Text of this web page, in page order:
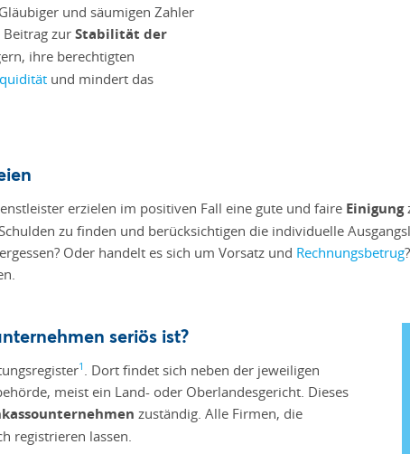
und säumigen Zahler
zur Stabilität der
ihre berechtigten
und mindert das
erzielen im positiven Fall eine gute und faire Einigung
zu finden und berücksichtigen die individuelle
Oder handelt es sich um Vorsatz und Rechnungsbetrug
seriös ist?
1 . Dort findet sich neben der jeweiligen
meist ein Land- oder Oberlandesgericht. Dieses
zuständig. Alle Firmen, die
registrieren lassen.